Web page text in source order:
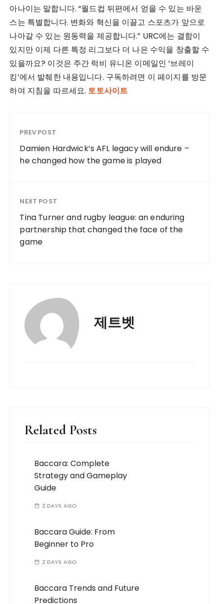
아나이는 말합니다. “월드컵 뒤편에서 얻을 수 있는 바운
스는 특별합니다. 변화와 혁신을 이끌고 스포츠가 앞으로
나아갈 수 있는 원동력을 제공합니다.” URC에는 결함이
있지만 이제 다른 특정 리그보다 더 나은 수익을 창출할 수
있을까요? 이것은 주간 럭비 유니온 이메일인 ‘브레이
킹’에서 발췌한 내용입니다. 구독하려면 이 페이지를 방문
하여 지침을 따르세요. 토토사이트
PREV POST
Damien Hardwick’s AFL legacy will endure –
he changed how the game is played
NEXT POST
Tina Turner and rugby league: an enduring
partnership that changed the face of the
game
제트벳
Related Posts
Baccara: Complete
Strategy and Gameplay
Guide
2 DAYS AGO
Baccara Guide: From
Beginner to Pro
2 DAYS AGO
Baccara Trends and Future
Predictions